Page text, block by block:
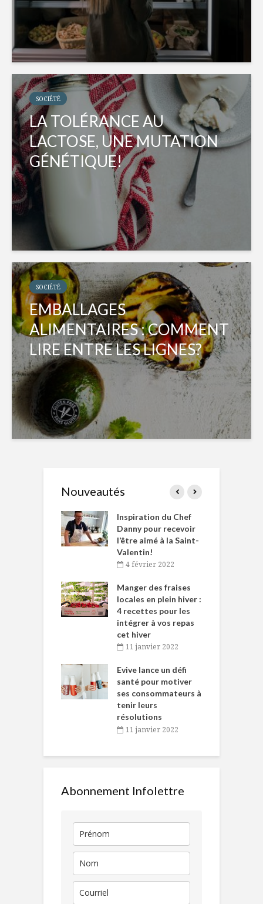
SOCIÉTÉ
LA TOLÉRANCE AU
LACTOSE, UNE MUTATION
GÉNÉTIQUE!
SOCIÉTÉ
EMBALLAGES
ALIMENTAIRES : COMMENT
LIRE ENTRE LES LIGNES?
Nouveautés
Inspiration du Chef
Danny pour recevoir
l’être aimé à la Saint-
Valentin!
4 février 2022
Manger des fraises
locales en plein hiver :
4 recettes pour les
intégrer à vos repas
cet hiver
11 janvier 2022
Evive lance un défi
santé pour motiver
ses consommateurs à
tenir leurs
résolutions
11 janvier 2022
Abonnement Infolettre